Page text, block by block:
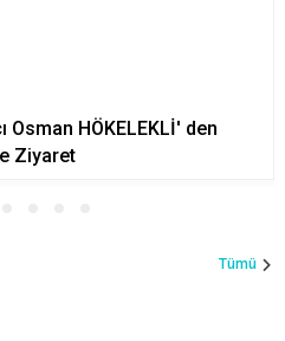
Osman HÖKELEKLİ' den
Ziyaret
Tümü